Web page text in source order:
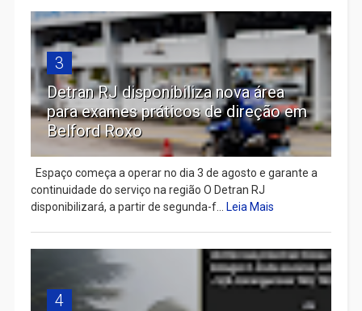
3
Detran RJ disponibiliza nova área
para exames práticos de direção em
Belford Roxo
Espaço começa a operar no dia 3 de agosto e garante a
continuidade do serviço na região O Detran RJ
disponibilizará, a partir de segunda-f...
Leia Mais
4